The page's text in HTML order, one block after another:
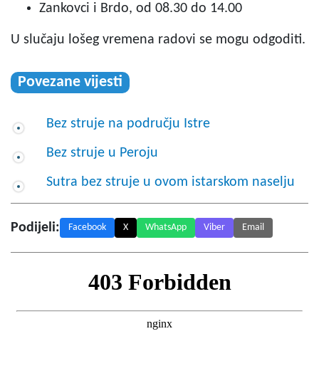
Zankovci i Brdo, od 08.30 do 14.00
U slučaju lošeg vremena radovi se mogu odgoditi.
Povezane vijesti
Bez struje na području Istre
Bez struje u Peroju
Sutra bez struje u ovom istarskom naselju
Podijeli: Facebook X WhatsApp Viber Email